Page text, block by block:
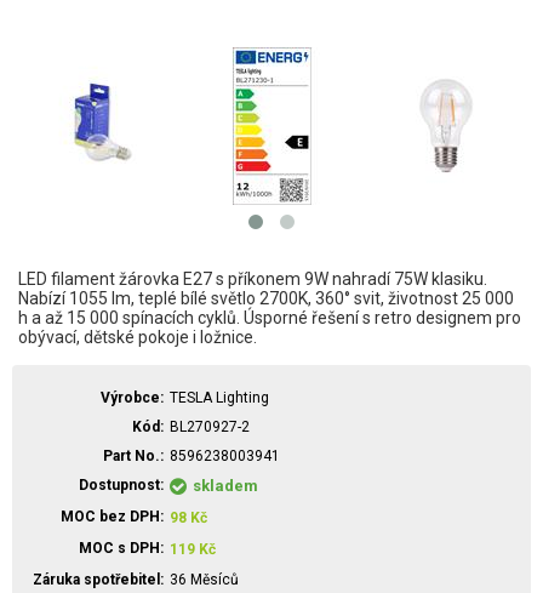
LED filament žárovka E27 s příkonem 9W nahradí 75W klasiku.
Nabízí 1055 lm, teplé bílé světlo 2700K, 360° svit, životnost 25 000
h a až 15 000 spínacích cyklů. Úsporné řešení s retro designem pro
obývací, dětské pokoje i ložnice.
Výrobce
TESLA Lighting
Kód
BL270927-2
Part No.
8596238003941
Dostupnost
skladem
MOC bez DPH 98 Kč
MOC s DPH
119 Kč
Záruka spotřebitel
36 Měsíců